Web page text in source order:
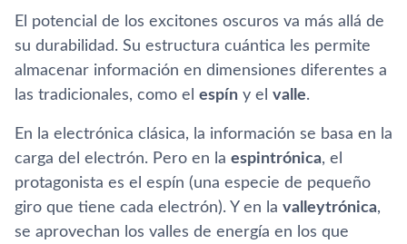
El potencial de los excitones oscuros va más allá de
su durabilidad. Su estructura cuántica les permite
almacenar información en dimensiones diferentes a
las tradicionales, como el espín y el valle.
En la electrónica clásica, la información se basa en la
carga del electrón. Pero en la espintrónica, el
protagonista es el espín (una especie de pequeño
giro que tiene cada electrón). Y en la valleytrónica,
se aprovechan los valles de energía en los que